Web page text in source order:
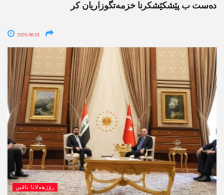
دەست ب پێشکێشکرنا خزمەتگوزاریان کر
2026-08-01
رۆژھەلاتا ناڤین